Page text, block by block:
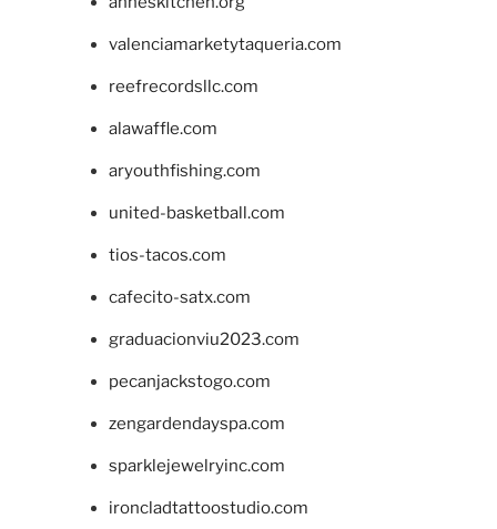
valenciamarketytaqueria.com
reefrecordsllc.com
alawaffle.com
aryouthfishing.com
united-basketball.com
tios-tacos.com
cafecito-satx.com
graduacionviu2023.com
pecanjackstogo.com
zengardendayspa.com
sparklejewelryinc.com
ironcladtattoostudio.com